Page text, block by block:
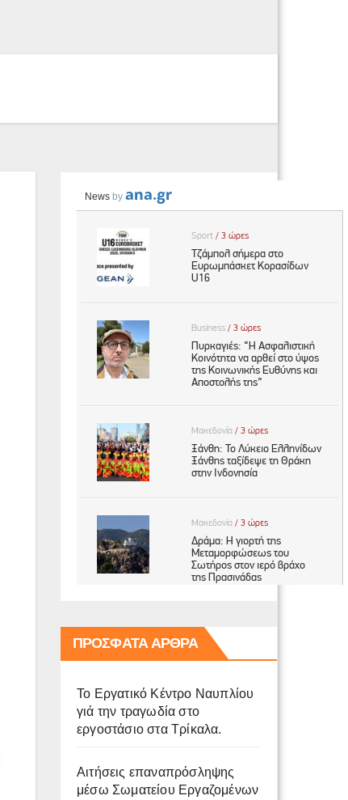
ΠΡΌΣΦΑΤΑ ΆΡΘΡΑ
Το Εργατικό Κέντρο Ναυπλίου
γιά την τραγωδία στο
εργοστάσιο στα Τρίκαλα.
Αιτήσεις επαναπρόσληψης
μέσω Σωματείου Εργαζομένων